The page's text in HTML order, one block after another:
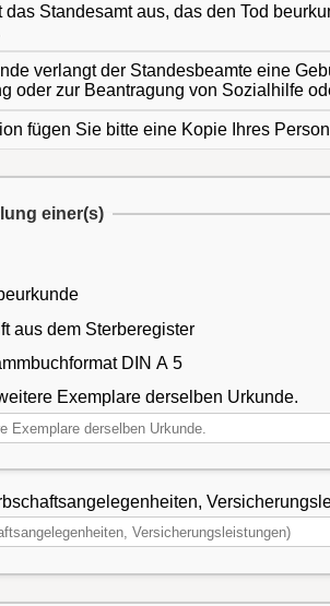
Standesamt aus, das den Tod
verlangt der Standesbeamte eine
oder zur Beantragung von Sozialhilfe
fügen Sie bitte eine Kopie Ihres
einer(s)
Beglaubigten Abschrift aus dem Sterberegister
im Stammbuchformat DIN A 5
Exemplare derselben Urkunde.